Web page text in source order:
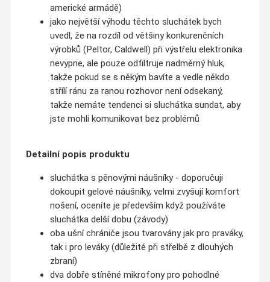
americké armádě)
jako největší výhodu těchto sluchátek bych
uvedl, že na rozdíl od většiny konkurenčních
výrobků (Peltor, Caldwell) při výstřelu elektronika
nevypne, ale pouze odfiltruje nadměrný hluk,
takže pokud se s někým bavíte a vedle někdo
střílí ránu za ranou rozhovor není odsekaný,
takže nemáte tendenci si sluchátka sundat, aby
jste mohli komunikovat bez problémů
Detailní popis produktu
sluchátka s pěnovými náušníky - doporučuji
dokoupit gelové náušníky, velmi zvyšují komfort
nošení, oceníte je především když používáte
sluchátka delší dobu (závody)
oba ušní chrániče jsou tvarovány jak pro praváky,
tak i pro leváky (důležité při střelbě z dlouhých
zbraní)
dva dobře stíněné mikrofony pro pohodlné